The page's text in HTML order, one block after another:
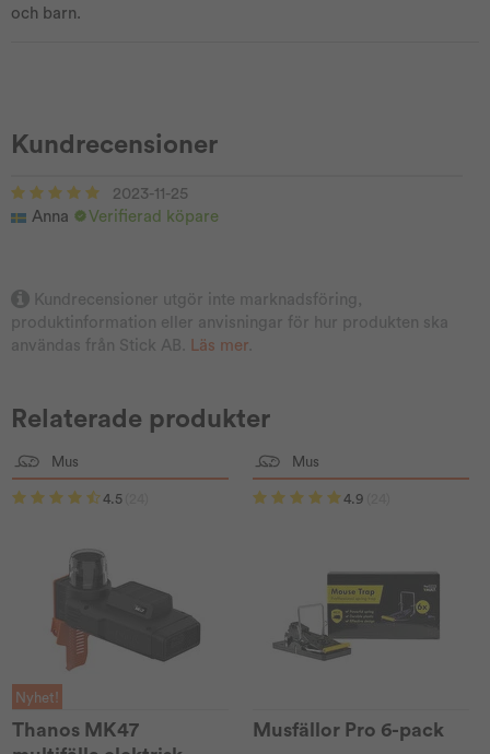
och barn.
Kundrecensioner
2023-11-25
Anna
Verifierad köpare
Kundrecensioner utgör inte marknadsföring,
produktinformation eller anvisningar för hur produkten ska
användas från Stick AB.
Läs mer
Relaterade produkter
Mus
4.5
Nyhet!
Thanos MK47
Mus
4.9
Musfällor Pro 6-pack